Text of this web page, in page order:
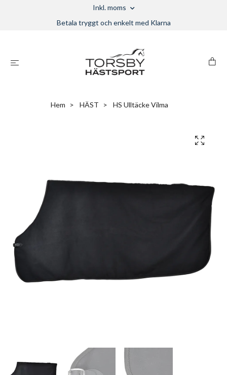
Inkl. moms
Betala tryggt och enkelt med Klarna
Hem HÄST HS Ulltäcke Vilma